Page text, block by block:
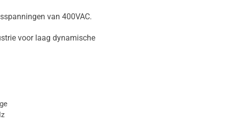
van 400VAC.
voor laag dynamische